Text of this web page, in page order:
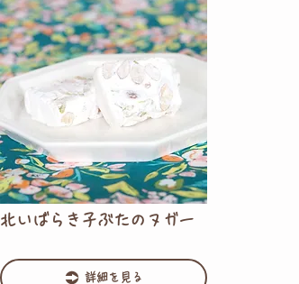
北いばらき子ぶたのヌガー
詳細を見る